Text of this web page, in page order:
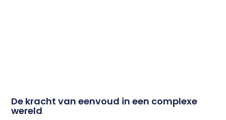
De kracht van eenvoud in een complexe
wereld